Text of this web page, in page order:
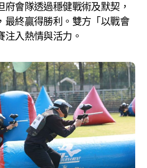
府會隊透過穩健戰術及默契，
最終贏得勝利。雙方「以戰會
注入熱情與活力。